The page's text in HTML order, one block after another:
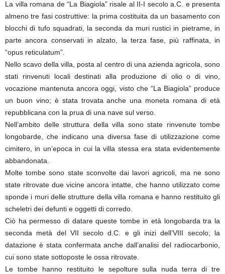
La villa romana de “La Biagiola” risale al II-I secolo a.C. e presenta
almeno tre fasi costruttive: la prima costituita da un basamento con
blocchi di tufo squadrati, la seconda da muri rustici in pietrame, in
parte ancora conservati in alzato, la terza fase, più raffinata, in
“opus reticulatum”.
Nello scavo della villa, posta al centro di una azienda agricola, sono
stati rinvenuti locali destinati alla produzione di olio o di vino,
vocazione mantenuta ancora oggi, visto che “La Biagiola” produce
un buon vino; è stata trovata anche una moneta romana di età
repubblicana con la prua di una nave sul verso.
Nell’ambito delle struttura della villa sono state rinvenute tombe
longobarde, che indicano una diversa fase di utilizzazione come
cimitero, in un’epoca in cui la villa stessa era stata evidentemente
abbandonata.
Molte tombe sono state sconvolte dai lavori agricoli, ma ne sono
state ritrovate due vicine ancora intatte, che hanno utilizzato come
sponde i muri delle strutture della villa romana e hanno restituito gli
scheletri dei defunti e oggetti di corredo.
Ciò ha permesso di datare queste tombe in età longobarda tra la
seconda metà del VII secolo d.C. e gli inizi dell’VIII secolo; la
datazione è stata confermata anche dall’analisi del radiocarbonio,
cui sono state sottoposte le ossa ritrovate.
Le tombe hanno restituito le sepolture sulla nuda terra di tre